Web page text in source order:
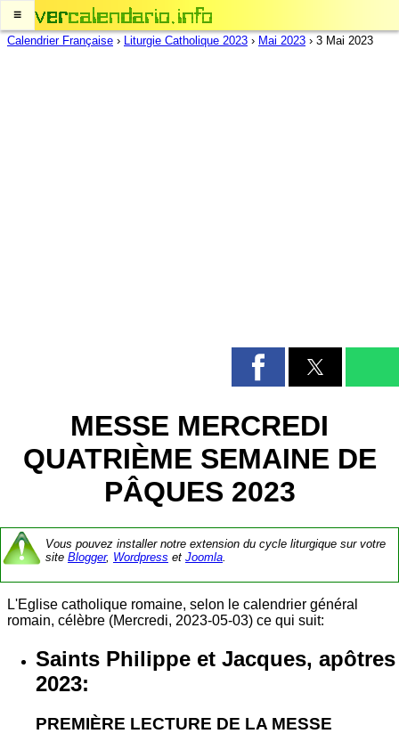
≡
Calendrier Française › Liturgie Catholique 2023 › Mai 2023 › 3 Mai 2023
MESSE MERCREDI
QUATRIÈME SEMAINE DE
PÂQUES 2023
Vous pouvez installer notre extension du cycle liturgique sur votre
site Blogger, Wordpress et Joomla.
L'Eglise catholique romaine, selon le calendrier général
romain, célèbre (Mercredi, 2023-05-03) ce qui suit:
Saints Philippe et Jacques, apôtres
2023:
PREMIÈRE LECTURE DE LA MESSE